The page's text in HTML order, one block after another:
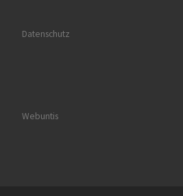
Datenschutz
Webuntis